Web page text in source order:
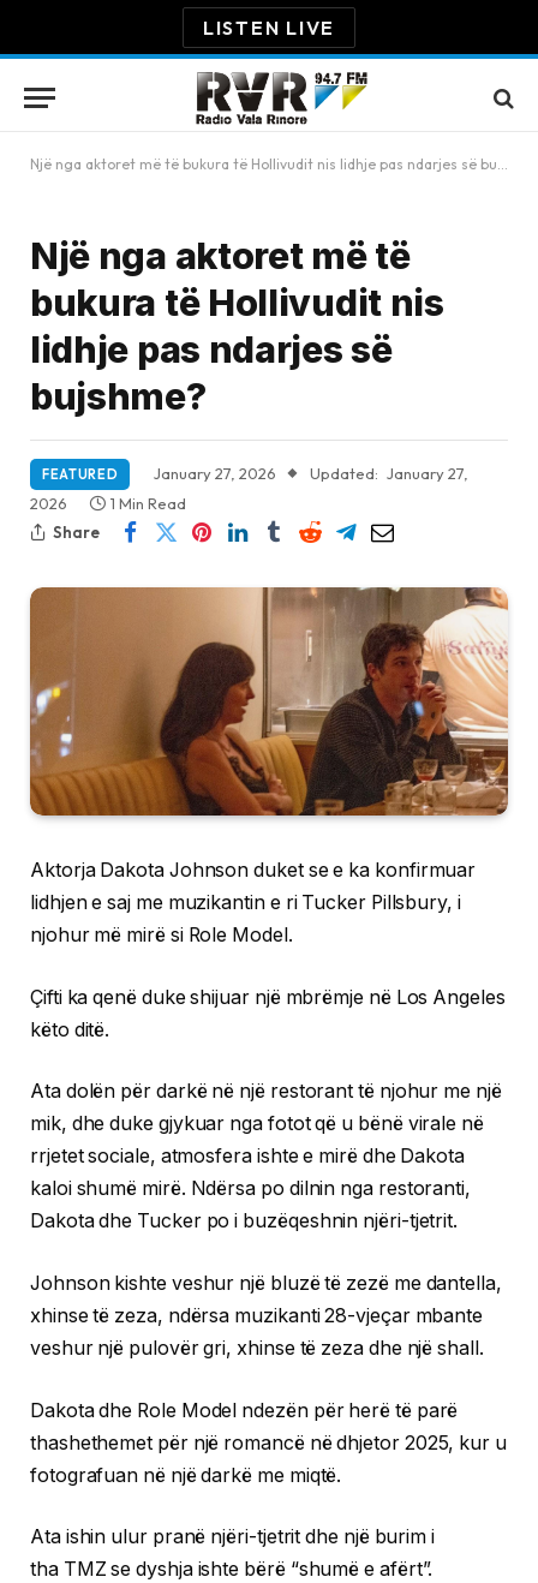
LISTEN LIVE
Një nga aktoret më të bukura të Hollivudit nis lidhje pas ndarjes së bujshme?
Një nga aktoret më të
bukura të Hollivudit nis
lidhje pas ndarjes së
bujshme?
FEATURED January 27, 2026 Updated: January 27,
2026
1 Min Read
Share
Aktorja Dakota Johnson duket se e ka konfirmuar
lidhjen e saj me muzikantin e ri Tucker Pillsbury, i
njohur më mirë si Role Model.
Çifti ka qenë duke shijuar një mbrëmje në Los Angeles
këto ditë.
Ata dolën për darkë në një restorant të njohur me një
mik, dhe duke gjykuar nga fotot që u bënë virale në
rrjetet sociale, atmosfera ishte e mirë dhe Dakota
kaloi shumë mirë. Ndërsa po dilnin nga restoranti,
Dakota dhe Tucker po i buzëqeshnin njëri-tjetrit.
Johnson kishte veshur një bluzë të zezë me dantella,
xhinse të zeza, ndërsa muzikanti 28-vjeçar mbante
veshur një pulovër gri, xhinse të zeza dhe një shall.
Dakota dhe Role Model ndezën për herë të parë
thashethemet për një romancë në dhjetor 2025, kur u
fotografuan në një darkë me miqtë.
Ata ishin ulur pranë njëri-tjetrit dhe një burim i
tha TMZ se dyshja ishte bërë “shumë e afërt”.